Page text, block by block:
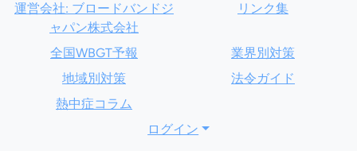
運営会社: ブロードバンドジ
ャパン株式会社
リンク集
全国WBGT予報
業界別対策
地域別対策
法令ガイド
熱中症コラム
ログイン